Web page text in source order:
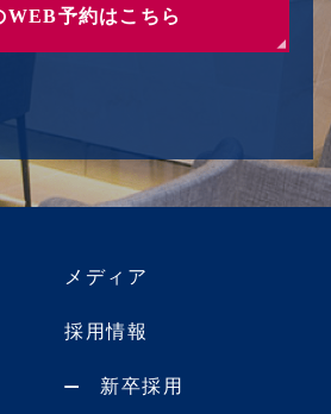
WEB予約はこちら
メディア
採用情報
新卒採用